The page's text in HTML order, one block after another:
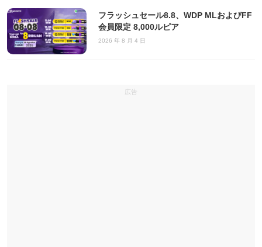
フラッシュセール8.8、WDP MLおよびFF
会員限定 8,000ルピア
2026 年 8 月 4 日
広告